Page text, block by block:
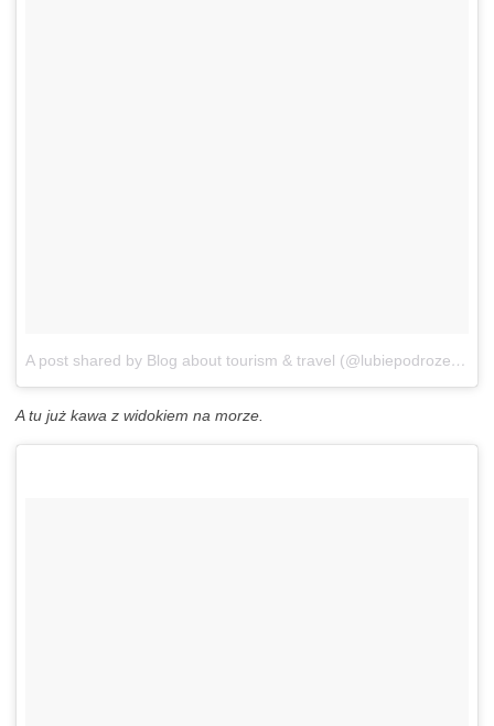
A post shared by Blog about tourism & travel (@lubiepodroze_eu_tourism_blog)
A tu już kawa z widokiem na morze.